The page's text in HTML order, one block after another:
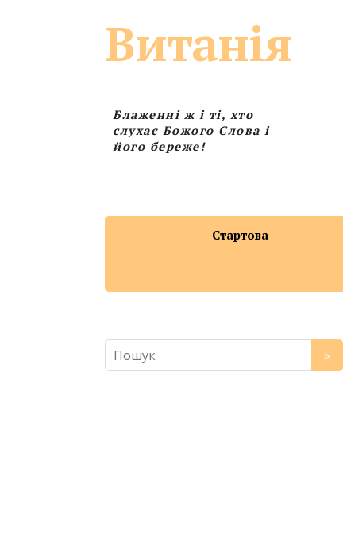
Витанія
Блаженні ж і ті, хто
слухає Божого Слова і
його береже!
Стартова